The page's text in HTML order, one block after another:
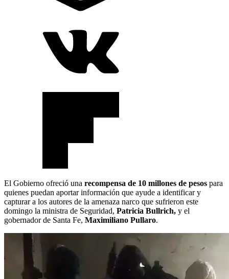
El Gobierno ofreció una recompensa de 10 millones de pesos para
quienes puedan aportar información que ayude a identificar y
capturar a los autores de la amenaza narco que sufrieron este
domingo la ministra de Seguridad, Patricia Bullrich, y el
gobernador de Santa Fe, Maximiliano Pullaro.